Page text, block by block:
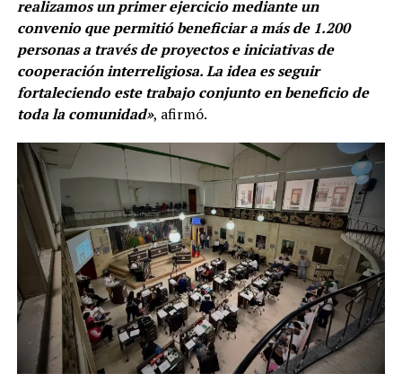
realizamos un primer ejercicio mediante un
convenio que permitió beneficiar a más de 1.200
personas a través de proyectos e iniciativas de
cooperación interreligiosa. La idea es seguir
fortaleciendo este trabajo conjunto en beneficio de
toda la comunidad», afirmó.